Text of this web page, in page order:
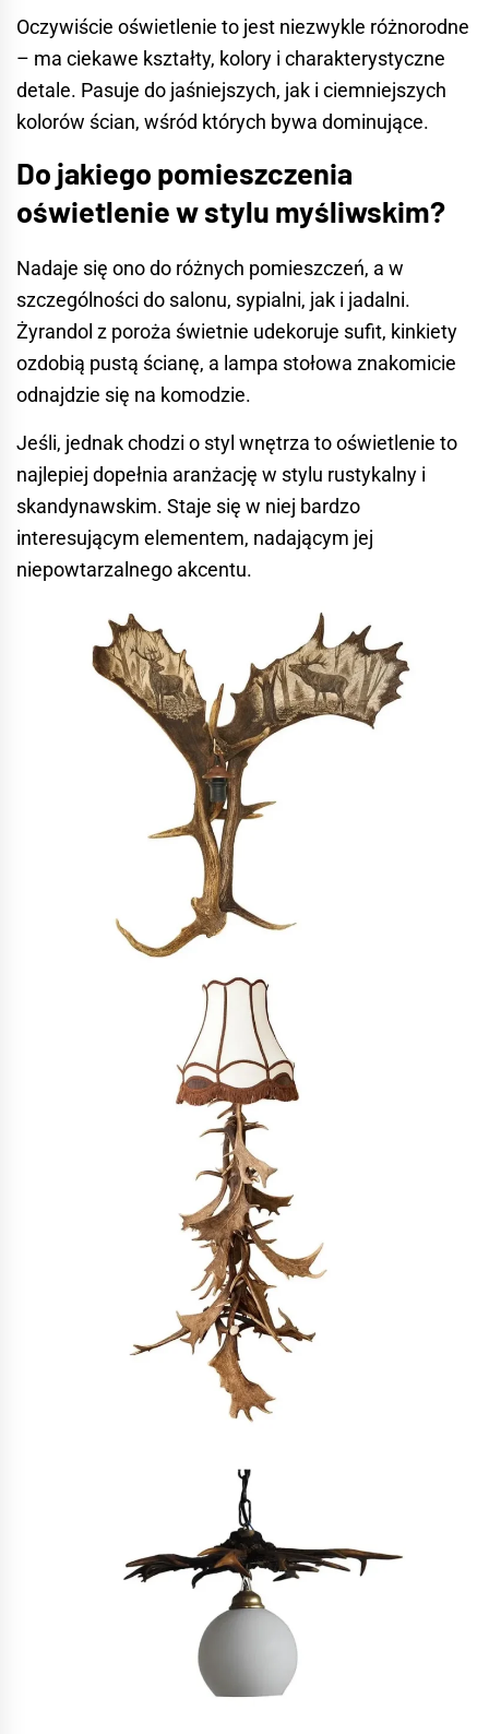
Oczywiście oświetlenie to jest niezwykle różnorodne
– ma ciekawe kształty, kolory i charakterystyczne
detale. Pasuje do jaśniejszych, jak i ciemniejszych
kolorów ścian, wśród których bywa dominujące.
Do jakiego pomieszczenia
oświetlenie w stylu myśliwskim?
Nadaje się ono do różnych pomieszczeń, a w
szczególności do salonu, sypialni, jak i jadalni.
Żyrandol z poroża świetnie udekoruje sufit, kinkiety
ozdobią pustą ścianę, a lampa stołowa znakomicie
odnajdzie się na komodzie.
Jeśli, jednak chodzi o styl wnętrza to oświetlenie to
najlepiej dopełnia aranżację w stylu rustykalny i
skandynawskim. Staje się w niej bardzo
interesującym elementem, nadającym jej
niepowtarzalnego akcentu.